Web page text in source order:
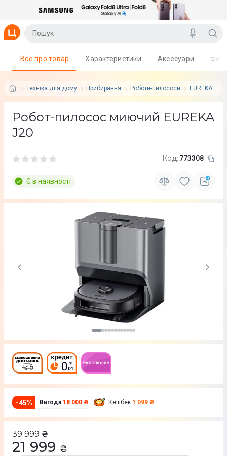
Техніка для дому Прибирання Роботи-пилососи EUREKA
Все про товар Характеристики Аксесуари
Робот-пилосос миючий EUREKA
J20
Код: 773308
Є в наявності
-45% Вигода 18 000 ₴ Кешбек 1 099 ₴
39 999 ₴
21 999 ₴